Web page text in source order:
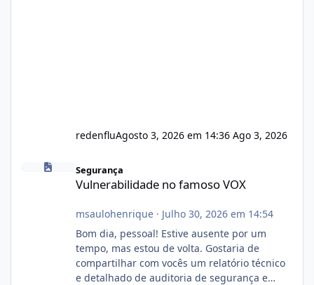
redenfluAgosto 3, 2026 em 14:36 Ago 3, 2026
Vulnerabilidade no famoso VOX
Segurança
Vulnerabilidade no famoso VOX
msaulohenrique· Julho 30, 2026 em 14:54
Bom dia, pessoal! Estive ausente por um
tempo, mas estou de volta. Gostaria de
compartilhar com vocês um relatório técnico
e detalhado de auditoria de segurança e